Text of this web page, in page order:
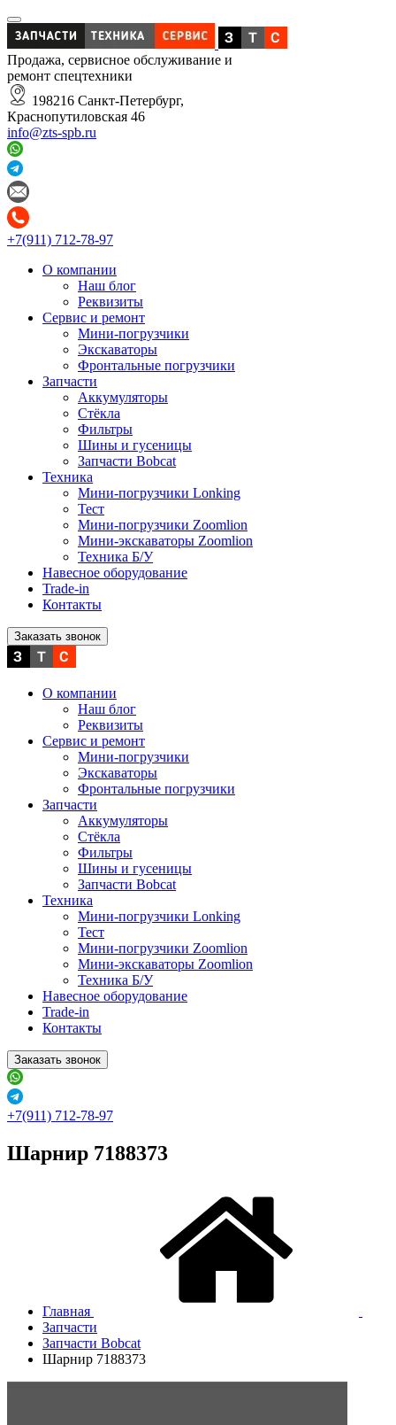
Продажа, сервисное обслуживание и
ремонт спецтехники
198216 Санкт-Петербург,
Краснопутиловская 46
info@zts-spb.ru
+7(911) 712-78-97
О компании
Наш блог
Реквизиты
Сервис и ремонт
Мини-погрузчики
Экскаваторы
Фронтальные погрузчики
Запчасти
Аккумуляторы
Стёкла
Фильтры
Шины и гусеницы
Запчасти Bobcat
Техника
Мини-погрузчики Lonking
Тест
Мини-погрузчики Zoomlion
Мини-экскаваторы Zoomlion
Техника Б/У
Навесное оборудование
Trade-in
Контакты
Заказать звонок
О компании
Наш блог
Реквизиты
Сервис и ремонт
Мини-погрузчики
Экскаваторы
Фронтальные погрузчики
Запчасти
Аккумуляторы
Стёкла
Фильтры
Шины и гусеницы
Запчасти Bobcat
Техника
Мини-погрузчики Lonking
Тест
Мини-погрузчики Zoomlion
Мини-экскаваторы Zoomlion
Техника Б/У
Навесное оборудование
Trade-in
Контакты
Заказать звонок
+7(911) 712-78-97
Шарнир 7188373
Главная
Запчасти
Запчасти Bobcat
Шарнир 7188373